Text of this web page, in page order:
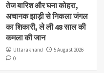
तेज बारिश और घना कोहरा,
अचानक झाड़ी से निकला जंगल
का शिकारी, ले ली 48 साल की
कमला की जान
Uttarakhand
5 August 2026
0